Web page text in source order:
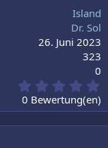
Island
Dr. Sol
26. Juni 2023
323
0
0
0
0 Bewertung(en)